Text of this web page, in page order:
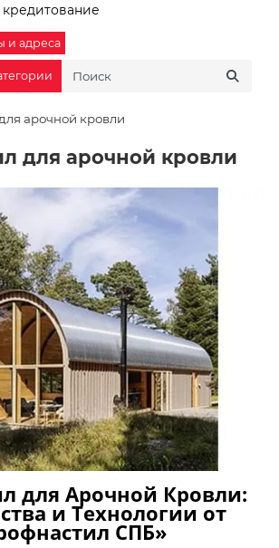
и адреса
арочной кровли
для арочной кровли
для Арочной Кровли:
и Технологии от
СПБ»